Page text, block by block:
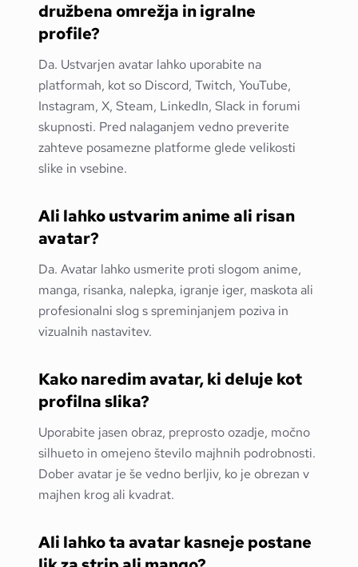
družbena omrežja in igralne
profile?
Da. Ustvarjen avatar lahko uporabite na
platformah, kot so Discord, Twitch, YouTube,
Instagram, X, Steam, LinkedIn, Slack in forumi
skupnosti. Pred nalaganjem vedno preverite
zahteve posamezne platforme glede velikosti
slike in vsebine.
Ali lahko ustvarim anime ali risan
avatar?
Da. Avatar lahko usmerite proti slogom anime,
manga, risanka, nalepka, igranje iger, maskota ali
profesionalni slog s spreminjanjem poziva in
vizualnih nastavitev.
Kako naredim avatar, ki deluje kot
profilna slika?
Uporabite jasen obraz, preprosto ozadje, močno
silhueto in omejeno število majhnih podrobnosti.
Dober avatar je še vedno berljiv, ko je obrezan v
majhen krog ali kvadrat.
Ali lahko ta avatar kasneje postane